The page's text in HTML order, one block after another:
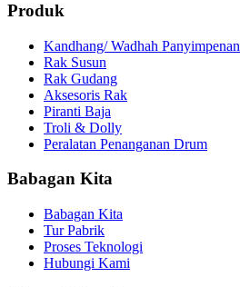
Produk
Kandhang/ Wadhah Panyimpenan
Rak Susun
Rak Gudang
Aksesoris Rak
Piranti Baja
Troli & Dolly
Peralatan Penanganan Drum
Babagan Kita
Babagan Kita
Tur Pabrik
Proses Teknologi
Hubungi Kami